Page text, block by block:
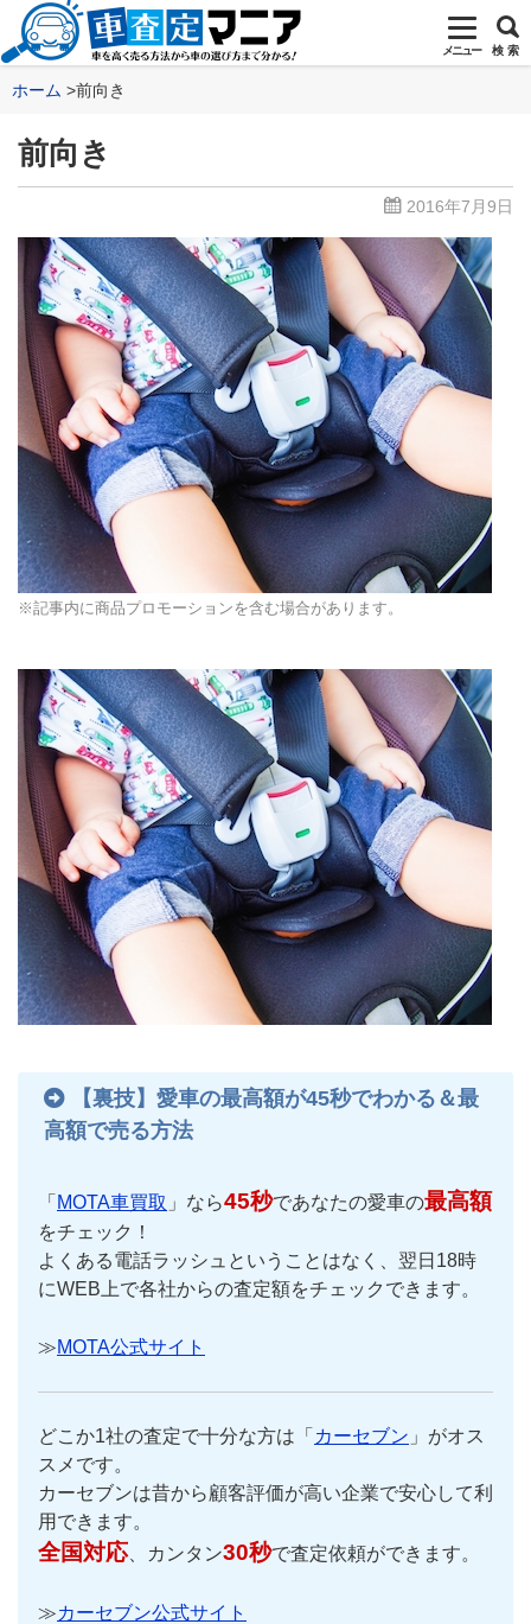
メニュー 検 索
ホーム 前向き
前向き
2016年7月9日
※記事内に商品プロモーションを含む場合があります。
【裏技】愛車の最高額が45秒でわかる＆最
高額で売る方法
「 MOTA車買取 」なら45秒であなたの愛車の最高額
をチェック！
よくある電話ラッシュということはなく、翌日18時
にWEB上で各社からの査定額をチェックできます。
≫MOTA公式サイト
どこか1社の査定で十分な方は「 カーセブン 」がオス
スメです。
カーセブンは昔から顧客評価が高い企業で安心して利
用できます。
全国対応、カンタン30秒で査定依頼ができます。
≫カーセブン公式サイト